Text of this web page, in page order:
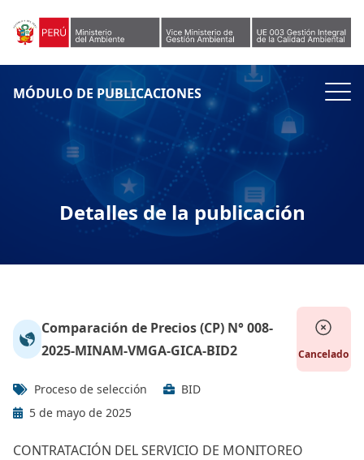
MÓDULO DE PUBLICACIONES
Detalles de la publicación
Comparación de Precios (CP) N° 008-
2025-MINAM-VMGA-GICA-BID2
Cancelado
Proceso de selección
BID
5 de mayo de 2025
CONTRATACIÓN DEL SERVICIO DE MONITOREO